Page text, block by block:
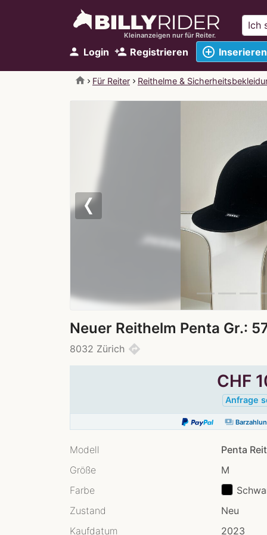
Kleinanzeigen nur für Reiter.
person Login person_add Registrieren add_circle_outline Inserieren
home Für Reiter Reithelme &
Neuer Reithelm Penta Gr.:
8032 Zürich directions
CHF
Anfrage
payments
Modell
Penta
Größe
M
Farbe
Zustand
Neu
Kaufdatum
2023